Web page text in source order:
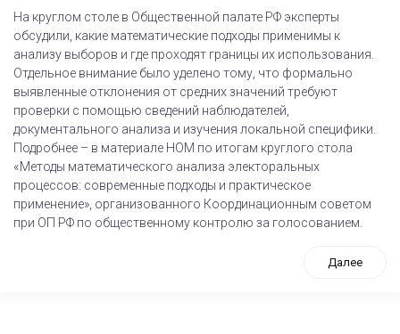
На круглом столе в Общественной палате РФ эксперты
обсудили, какие математические подходы применимы к
анализу выборов и где проходят границы их использования.
Отдельное внимание было уделено тому, что формально
выявленные отклонения от средних значений требуют
проверки с помощью сведений наблюдателей,
документального анализа и изучения локальной специфики.
Подробнее – в материале НОМ по итогам круглого стола
«Методы математического анализа электоральных
процессов: современные подходы и практическое
применение», организованного Координационным советом
при ОП РФ по общественному контролю за голосованием.
Далее